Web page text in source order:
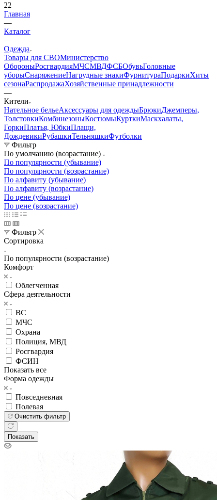
22
Главная
—
Каталог
—
Одежда
Товары для СВОМинистерство
ОбороныРосгвардияМЧСМВДФСБОбувьГоловные
уборыСнаряжениеНагрудные знакиФурнитураПодаркиХиты
сезонаРаспродажаХозяйственные принадлежности
—
Кители
Нательное бельеАксессуары для одеждыБрюкиДжемперы,
ТолстовкиКомбинезоныКостюмыКурткиМаскхалаты,
ГоркиПлатья, ЮбкиПлащи,
ДождевикиРубашкиТельняшкиФутболки
Фильтр
По умолчанию (возрастание)
По популярности (убывание)
По популярности (возрастание)
По алфавиту (убывание)
По алфавиту (возрастание)
По цене (убывание)
По цене (возрастание)
Фильтр
Сортировка
По популярности (возрастание)
Комфорт
Облегченная
Сфера деятельности
ВС
МЧС
Охрана
Полиция, МВД
Росгвардия
ФСИН
Показать все
Форма одежды
Повседневная
Полевая
Очистить фильтр
Показать